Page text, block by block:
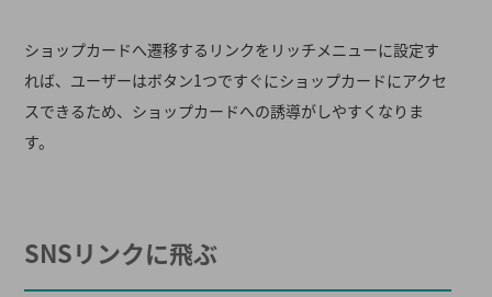
ショップカードへ遷移するリンクをリッチメニューに設定す
れば、ユーザーはボタン1つですぐにショップカードにアクセ
スできるため、ショップカードへの誘導がしやすくなりま
す。
SNSリンクに飛ぶ